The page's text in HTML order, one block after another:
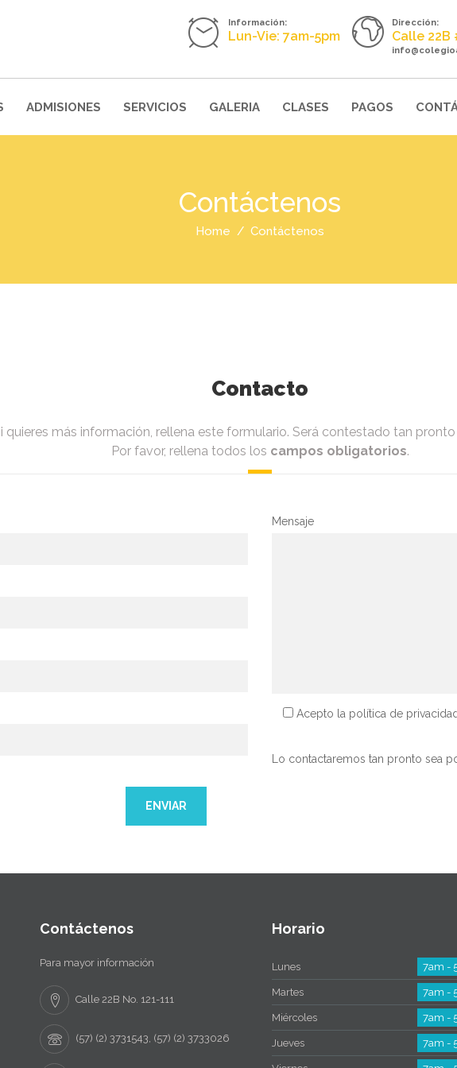
Dirección:
Calle 22B
Información:
Lun-Vie: 7am-5pm
ADMISIONES SERVICIOS GALERIA CLASES PAGOS
Contáctenos
Home Contáctenos
Contacto
quieres más información, rellena este formulario. Será contestado tan
Por favor, rellena todos los campos obligatorios.
Mensaje
Acepto la política de
Lo contactaremos tan pronto sea
Contáctenos
Para mayor información
Calle 22B No. 121-111
(57) (2) 3731543, (57) (2) 3733026
Horario
Lunes 7am -
Martes 7am -
Miércoles 7am -
Jueves 7am -